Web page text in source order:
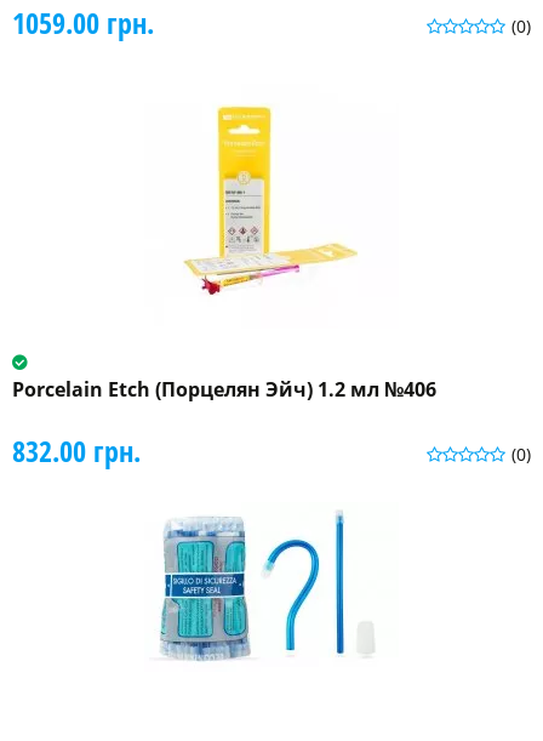
(0)
1059.00 грн.
Porcelain Etch (Порцелян Эйч) 1.2 мл №406
(0)
832.00 грн.